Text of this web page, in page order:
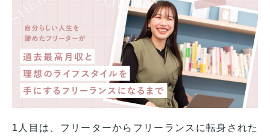
1人目は、フリーターからフリーランスに転身された